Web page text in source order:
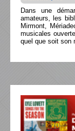
Dans une
amateurs, les
Mirmont,
musicales
quel que soit son